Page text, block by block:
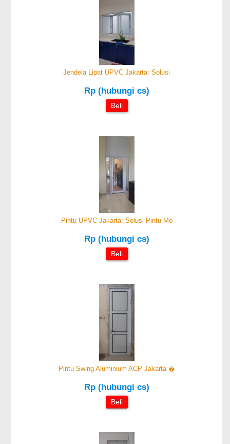
Jendela Lipat UPVC Jakarta: Solusi
Rp (hubungi cs)
Beli
Pintu UPVC Jakarta: Solusi Pintu Mo
Rp (hubungi cs)
Beli
Pintu Swing Aluminium ACP Jakarta �
Rp (hubungi cs)
Beli